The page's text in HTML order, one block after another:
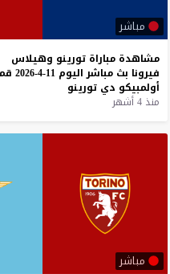
مباشر
مشاهدة مباراة تورينو وهيلاس
فيرونا بث مباشر اليوم 11-4-2026
أولمبيكو دي تورينو
منذ 4 أشهر
مباشر